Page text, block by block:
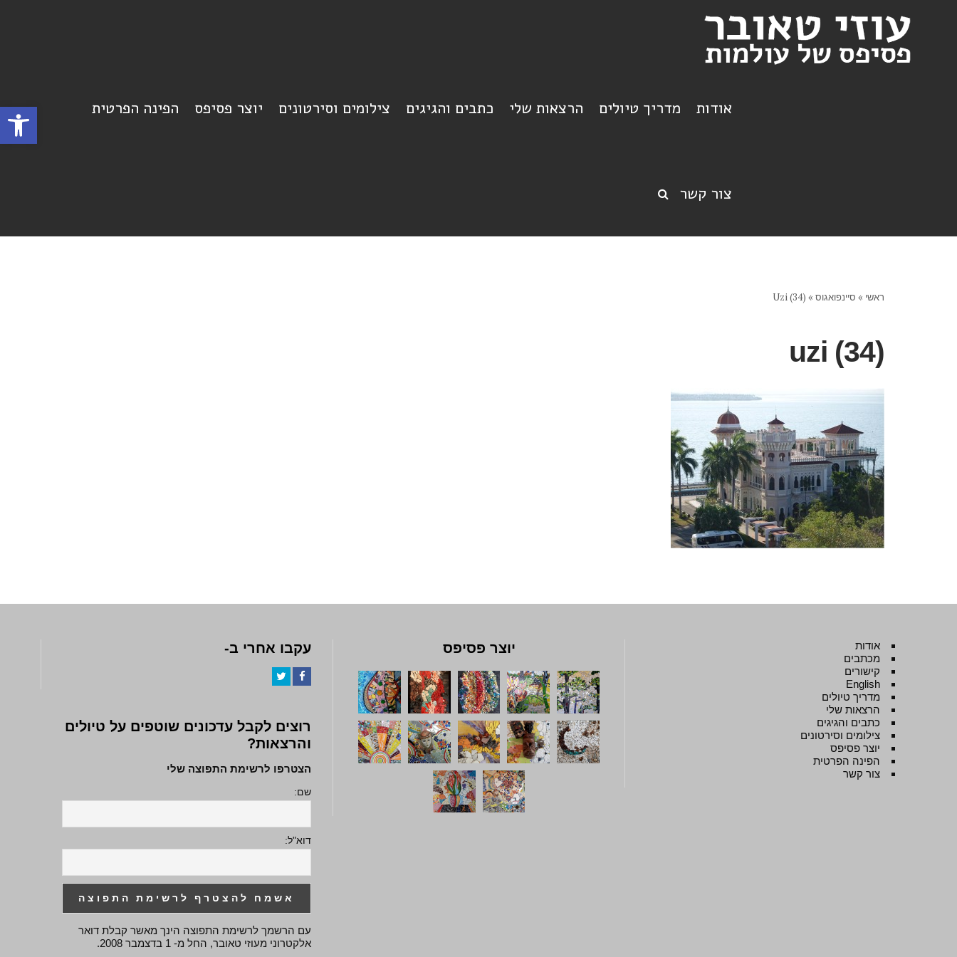
פתח אודות מדריך טיולים הרצאות שלי כתבים והגיגים צילומים וסירטונים יוצר פסיפס הפינה הפרטית
צור קשר
ראשי » סיינפואגוס »
Uzi (34)
uzi (34)
אודות
מכתבים
קישורים
English
מדריך טיולים
הרצאות שלי
כתבים והגיגים
צילומים וסירטונים
יוצר פסיפס
הפינה הפרטית
צור קשר
יוצר פסיפס עקבו אחרי ב-
רוצים לקבל עדכונים שוטפים על טיולים
והרצאות?
הצטרפו לרשימת התפוצה שלי
שם:
דוא"ל:
עם הרשמך לרשימת התפוצה הינך מאשר קבלת דואר
אלקטרוני מעוזי טאובר, החל מ- 1 בדצמבר 2008.